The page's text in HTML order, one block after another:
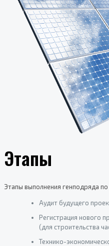
Этапы
Этапы выполнения генподряда по
Аудит будущего
Регистрация нового
(для строительства
Технико-